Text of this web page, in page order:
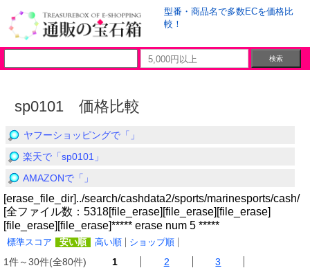
型番・商品名で多数ECを価格比
較！
sp0101 価格比較
ヤフーショッピングで「」
楽天で「sp0101」
AMAZONで「」
[erase_file_dir]../search/cashdata2/sports/marinesports/cash/
[全ファイル数：5318[file_erase][file_erase][file_erase]
[file_erase][file_erase]***** erase num 5 *****
標準スコア 安い順 高い順 ショップ順
1件～30件(全80件) 1 2 3